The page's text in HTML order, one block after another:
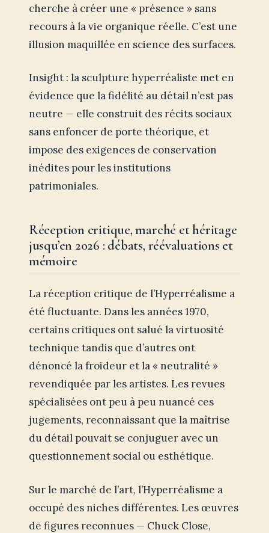
cherche à créer une « présence » sans
recours à la vie organique réelle. C’est une
illusion maquillée en science des surfaces.
Insight : la sculpture hyperréaliste met en
évidence que la fidélité au détail n’est pas
neutre — elle construit des récits sociaux
sans enfoncer de porte théorique, et
impose des exigences de conservation
inédites pour les institutions
patrimoniales.
Réception critique, marché et héritage
jusqu’en 2026 : débats, réévaluations et
mémoire
La réception critique de l’Hyperréalisme a
été fluctuante. Dans les années 1970,
certains critiques ont salué la virtuosité
technique tandis que d’autres ont
dénoncé la froideur et la « neutralité »
revendiquée par les artistes. Les revues
spécialisées ont peu à peu nuancé ces
jugements, reconnaissant que la maîtrise
du détail pouvait se conjuguer avec un
questionnement social ou esthétique.
Sur le marché de l’art, l’Hyperréalisme a
occupé des niches différentes. Les œuvres
de figures reconnues — Chuck Close,